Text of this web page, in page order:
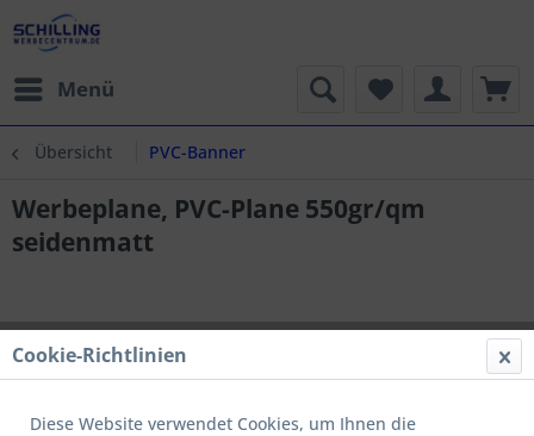
Menü
Übersicht PVC-Banner
Werbeplane, PVC-Plane 550gr/qm
seidenmatt
Cookie-Richtlinien
Diese Website verwendet Cookies, um Ihnen die